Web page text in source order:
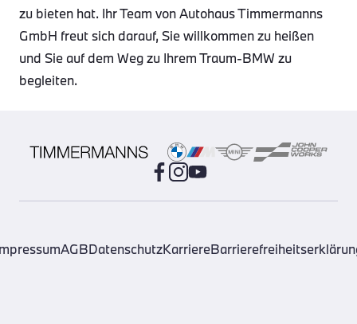
zu bieten hat. Ihr Team von Autohaus Timmermanns
GmbH freut sich darauf, Sie willkommen zu heißen
und Sie auf dem Weg zu Ihrem Traum-BMW zu
begleiten.
AGBDatenschutzKarriere